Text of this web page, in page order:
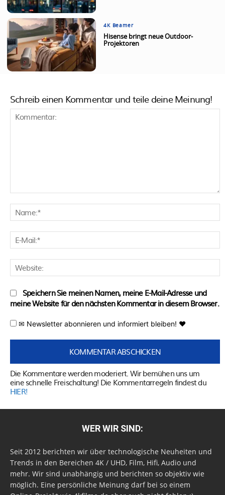
4K Beamer
Hisense bringt neue Outdoor-
Projektoren
Schreib einen Kommentar und teile deine Meinung!
Speichern Sie meinen Namen, meine E-Mail-Adresse und
meine Website für den nächsten Kommentar in diesem Browser.
✉ Newsletter abonnieren und informiert bleiben! ♥
Die Kommentare werden moderiert. Wir bemühen uns um
eine schnelle Freischaltung! Die Kommentarregeln findest du
HIER!
WER WIR SIND:
Seit 2012 berichten wir über technologische Neuheiten und
Trends in den Bereichen 4K / UHD, Film, Hifi, Audio und
mehr. Wir sind unabhängig und berichten so objektiv wie
möglich. Eine persönliche Meinung darf bei so einem